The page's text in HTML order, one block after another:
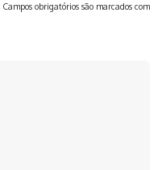
Campos obrigatórios são marcados com